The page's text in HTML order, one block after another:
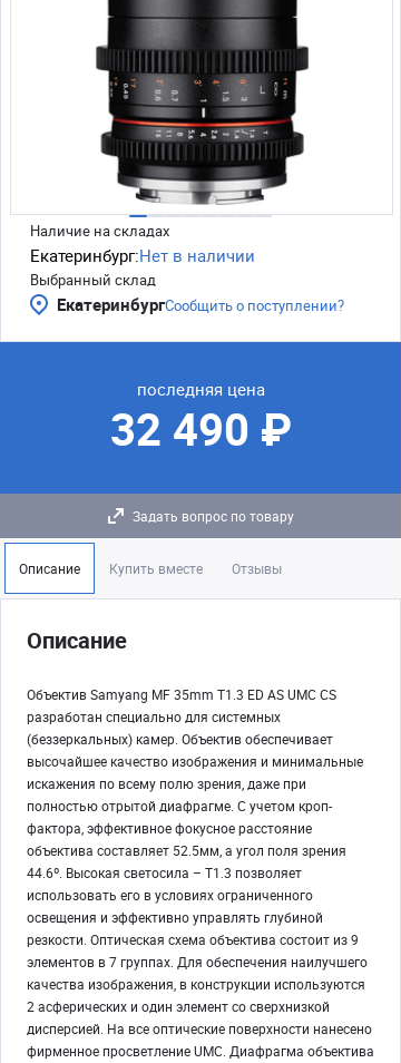
Наличие на складах
Екатеринбург:Нет в наличии
Выбранный склад
ЕкатеринбургСообщить о поступлении?
последняя цена
32 490 ₽
Задать вопрос по товару
Описание Купить вместе Отзывы
Описание
Объектив Samyang MF 35mm T1.3 ED AS UMC CS
разработан специально для системных
(беззеркальных) камер. Объектив обеспечивает
высочайшее качество изображения и минимальные
искажения по всему полю зрения, даже при
полностью отрытой диафрагме. С учетом кроп-
фактора, эффективное фокусное расстояние
объектива составляет 52.5мм, а угол поля зрения
44.6º. Высокая светосила – T1.3 позволяет
использовать его в условиях ограниченного
освещения и эффективно управлять глубиной
резкости. Оптическая схема объектива состоит из 9
элементов в 7 группах. Для обеспечения наилучшего
качества изображения, в конструкции используются
2 асферических и один элемент со сверхнизкой
дисперсией. На все оптические поверхности нанесено
фирменное просветление UMC. Диафрагма объектива